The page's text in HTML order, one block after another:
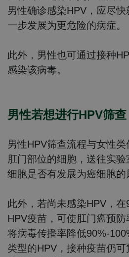
男性确诊感染HPV，应尽
一步发展为更危险的病症。
此外，男性也可通过接种
感染该病毒。
男性若想进行HPV筛
男性HPV筛查流程与女性
肛门部位的细胞，送往实
细胞是否有发展为癌细胞的
此外，若尚未感染HPV，
HPV疫苗，可使肛门癌预
将病毒传播率降低90%-
类型的HPV，接种疫苗仍